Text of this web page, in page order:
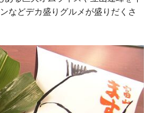
などデカ盛りグルメが盛りだくさ